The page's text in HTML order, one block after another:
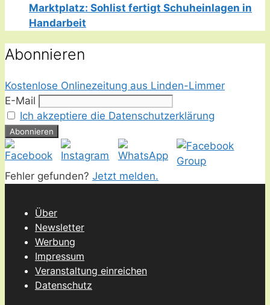
Marktplatz: Sohlist fertigt Schuheinlagen in
Handarbeit
Abonnieren
Kostenlose Onlinezeitung aus Linden-Limmer
E-Mail
Ich akzeptiere die Datenschutzerklärung
Fehler gefunden? Jetzt melden.
Über
Newsletter
Werbung
Impressum
Veranstaltung einreichen
Datenschutz